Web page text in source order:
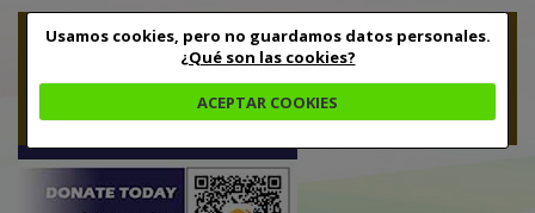
Usamos cookies, pero no guardamos datos personales.
¿Qué son las cookies?
ACEPTAR COOKIES